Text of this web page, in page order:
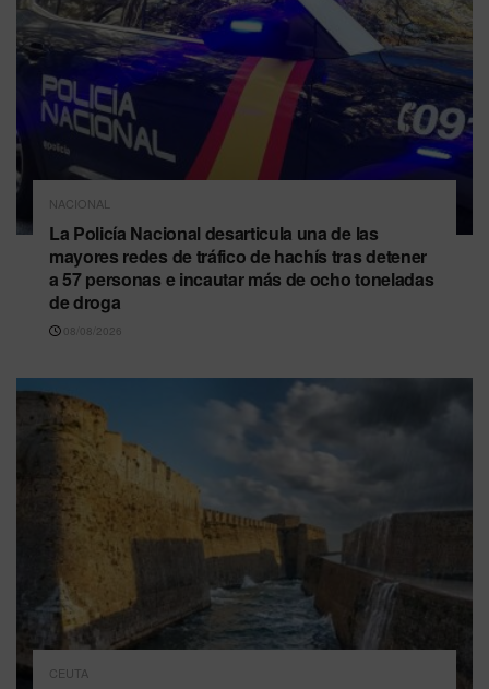
NACIONAL
La Policía Nacional desarticula una de las
mayores redes de tráfico de hachís tras detener
a 57 personas e incautar más de ocho toneladas
de droga
08/08/2026
CEUTA